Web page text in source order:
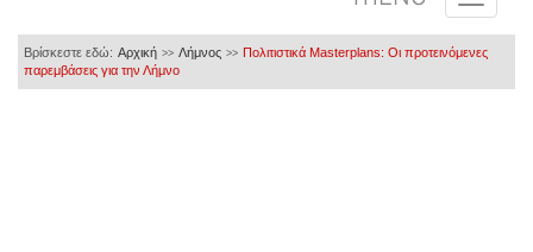
Βρίσκεστε εδώ: Αρχική >> Λήμνος >> Πολιτιστικά Masterplans: Οι προτεινόμενες
παρεμβάσεις για την Λήμνο